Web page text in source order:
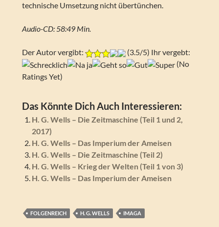
technische Umsetzung nicht übertünchen.
Audio-CD: 58:49 Min.
Der Autor vergibt:
(3.5/5) Ihr vergebt:
(No
Ratings Yet)
Das Könnte Dich Auch Interessieren:
H. G. Wells – Die Zeitmaschine (Teil 1 und 2,
2017)
H. G. Wells – Das Imperium der Ameisen
H. G. Wells – Die Zeitmaschine (Teil 2)
H. G. Wells – Krieg der Welten (Teil 1 von 3)
H. G. Wells – Das Imperium der Ameisen
FOLGENREICH H. G. WELLS IMAGA